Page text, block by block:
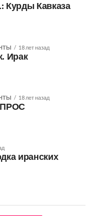
Курды Кавказа
18 лет назад
Ирак
18 лет назад
иранских